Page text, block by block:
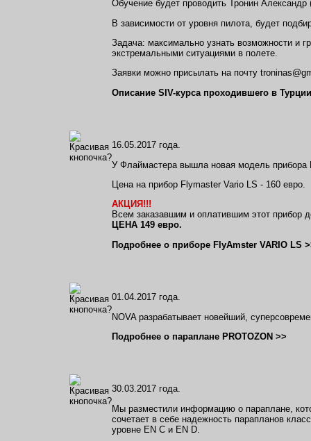
Обучение будет проводить Тронин Александр
В зависимости от уровня пилота, будет
Задача: максимально узнать возможности и
экстремальными ситуациями в полете.
Заявки можно присылать на почту
Описание SIV-курса проходившего в
16.05.2017 года.
У Флаймастера вышла новая модель прибора
Цена на прибор Flymaster Vario LS - 160 евро.
АКЦИЯ!!!
Всем заказавшим и оплатившим этот прибор
ЦЕНА 149 евро.
Подробнее о приборе FlyAmster VARIO LS
01.04.2017 года.
NOVA разрабатывает новейший,
Подробнее о параплане PROTOZON >>
30.03.2017 года.
Мы разместили информацию о параплане,
сочетает в себе надежность парапланов
уровне EN C и EN D.